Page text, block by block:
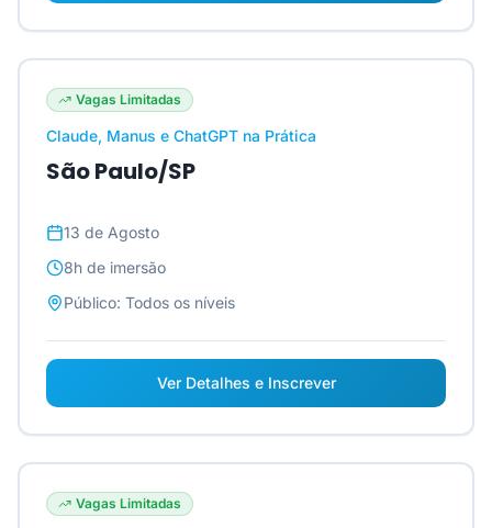
Vagas Limitadas
Claude, Manus e ChatGPT na Prática
São Paulo/SP
13 de Agosto
8h de imersão
Público: Todos os níveis
Ver Detalhes e Inscrever
Vagas Limitadas